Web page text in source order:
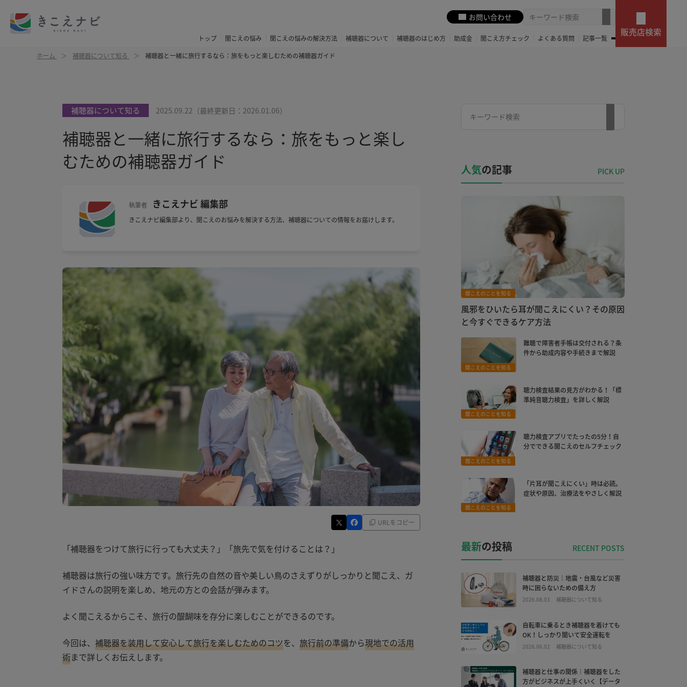
お問い合わせ
トップ 聞こえの悩み 聞こえの悩みの解決方法 補聴器について 補聴器のはじめ方 助成金 聞こえ方チェック よくある質問 記事一覧
販売店検索
ホーム 補聴器について知る 補聴器と一緒に旅行するなら：旅をもっと楽しむための補聴器ガイド
補聴器について知る 2025.09.22 （最終更新日： 2026.01.06）
補聴器と一緒に旅行するなら：旅をもっと楽し
むための補聴器ガイド
執筆者 きこえナビ 編集部
きこえナビ編集部より、聞こえのお悩みを解決する方法、補聴器についての情報をお届けします。
URLをコピー
「補聴器をつけて旅行に行っても大丈夫？」「旅先で気を付けることは？」
補聴器は旅行の強い味方です。旅行先の自然の音や美しい鳥のさえずりがしっかりと聞こえ、ガ
イドさんの説明を楽しめ、地元の方との会話が弾みます。
よく聞こえるからこそ、旅行の醍醐味を存分に楽しむことができるのです。
今回は、 補聴器を装用して安心して旅行を楽しむためのコツを、 旅行前の準備から現地での活用
術まで詳しくお伝えします。
人気の記事
聞こえのことを知る
風邪をひいたら耳が聞こえにくい？その原因
と今すぐできるケア方法
聞こえのことを知る
難聴で障害者手帳は交付される？条
件から助成内容や手続きまで解説
聞こえのことを知る
聴力検査結果の見方がわかる！「標
準純音聴力検査」を詳しく解説
聞こえのことを知る
聴力検査アプリでたったの5分！自
分でできる聞こえのセルフチェック
聞こえのことを知る
「片耳が聞こえにくい」時は必読。
症状や原因、治療法をやさしく解説
最新の投稿
補聴器と防災｜地震・台風など災害
時に困らないための備え方
2026.08.03 補聴器について知る
自転車に乗るとき補聴器を着けても
OK！しっかり聞いて安全運転を
2026.06.02 補聴器について知る
補聴器と仕事の関係｜補聴器をした
方がビジネスが上手くいく【データ